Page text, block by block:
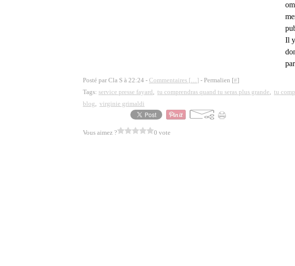
Il
Posté par Cla S à 22:24 - Commentaires […] - Permalien [#]
Tags: service presse fayard, tu comprendras quand tu seras plus grande, tu
blog, virginie grimaldi
Vous aimez ? 0 vote